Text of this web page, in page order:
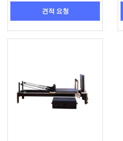
견적 요청